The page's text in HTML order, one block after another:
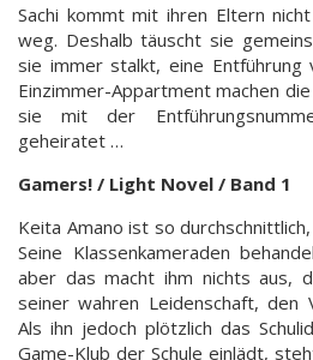
Sachi kommt mit ihren Eltern
weg. Deshalb täuscht sie
sie immer stalkt, eine Entführung
Einzimmer-Appartment machen
sie mit der
geheiratet …
Gamers! / Light Novel / Band 1
Keita Amano ist so
Seine Klassenkameraden
aber das macht ihm nichts aus,
seiner wahren Leidenschaft, den
Als ihn jedoch plötzlich das
Game-Klub der Schule einlädt,